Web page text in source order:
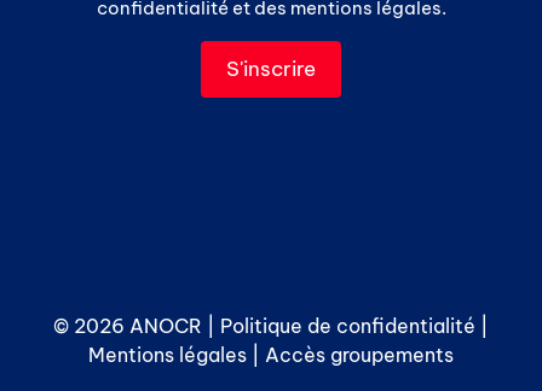
confidentialité et des mentions légales.
© 2026 ANOCR | Politique de confidentialité
Mentions légales
Accès groupements